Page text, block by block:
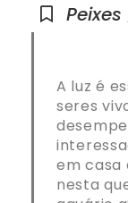
A luz é
seres
em casa
nesta